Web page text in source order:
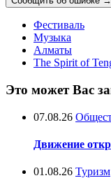
Фестиваль
Музыка
Алматы
The Spirit of
Это может Вас
07.08.26
Движение
01.08.26 Туризм